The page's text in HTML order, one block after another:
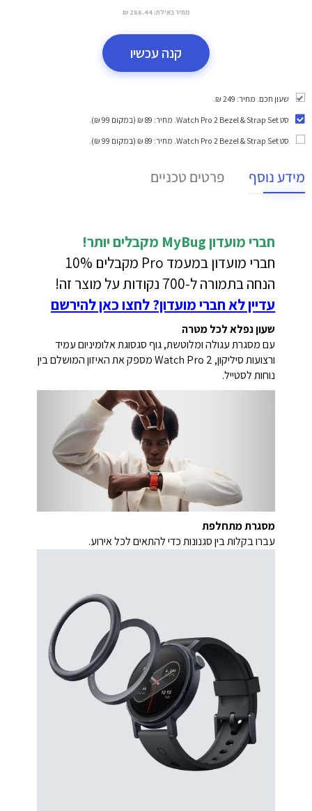
מחיר באילת: 286.44 ₪
קנה עכשיו
שעון חכם. מחיר: 249 ₪.
סט Watch Pro 2 Bezel & Strap Set
. מחיר: 89 ₪ (במקום 99 ₪).
סט Watch Pro 2 Bezel & Strap Set
. מחיר: 89 ₪ (במקום 99 ₪).
מידע נוסף פרטים טכניים
חברי מועדון MyBug
מקבלים יותר!
חברי מועדון במעמד Pro מקבלים 10%
הנחה בתמורה ל-700 נקודות על מוצר זה!
עדיין לא חברי מועדון? לחצו כאן להירשם
שעון נפלא לכל מטרה
עם מסגרת עגולה ומלוטשת, גוף סגסוגת אלומיניום עמיד
ורצועות סיליקון, Watch Pro 2 מספק את האיזון המושלם בין
נוחות לסטייל.
מסגרת מתחלפת
עברו בקלות בין סגנונות כדי להתאים לכל אירוע.